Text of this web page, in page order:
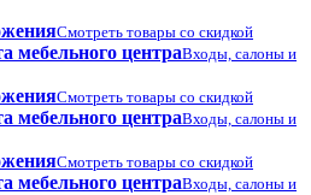
Смотреть товары со скидкой
мебельного центраВходы, салоны и
Смотреть товары со скидкой
мебельного центраВходы, салоны и
Смотреть товары со скидкой
мебельного центраВходы, салоны и